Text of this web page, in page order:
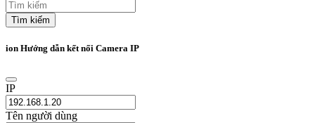
Tìm kiếm
ion Hướng dẫn kết nối Camera IP
IP
Tên người dùng